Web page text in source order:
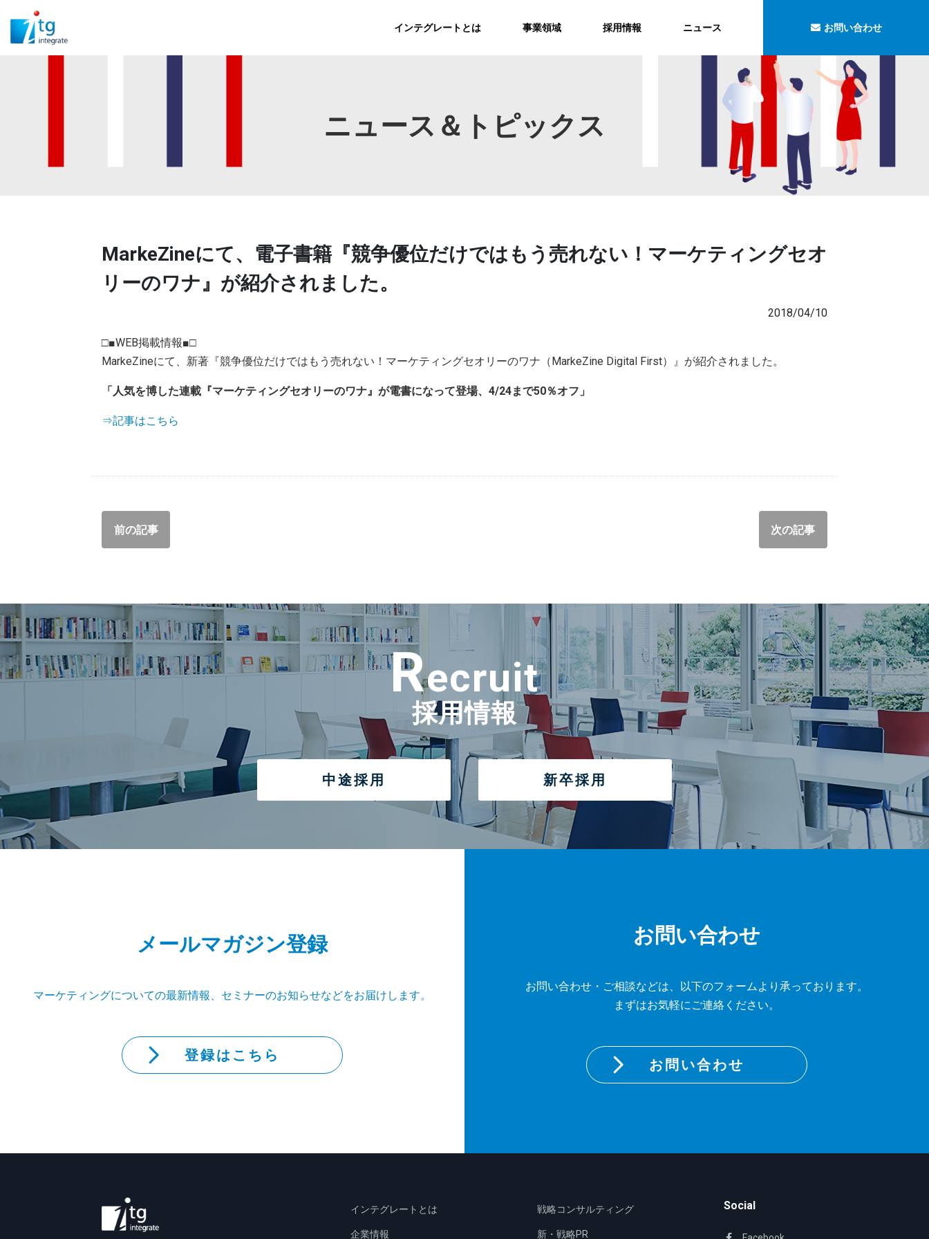
インテグレートとは 事業領域 採用情報 ニュース お問い合わせ
ニュース＆トピックス
MarkeZineにて、電子書籍『競争優位だけではもう売れない！マーケティングセオ
リーのワナ』が紹介されました。
2018/04/10
□■WEB掲載情報■□
MarkeZineにて、新著『競争優位だけではもう売れない！マーケティングセオリーのワナ（MarkeZine Digital First）』が紹介されました。
「人気を博した連載『マーケティングセオリーのワナ』が電書になって登場、4/24まで50％オフ」
⇒記事はこちら
前の記事 次の記事
Recruit
採用情報
中途採用 新卒採用
メールマガジン登録
マーケティングについての最新情報、セミナーのお知らせなどをお届けします。
登録はこちら
お問い合わせ
お問い合わせ・ご相談などは、 以下のフォームより承っております。
まずはお気軽にご連絡ください。
お問い合わせ
インテグレートとは
企業情報
戦略コンサルティング
新・戦略PR
Social